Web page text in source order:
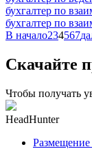
бухгалтер по
бухгалтер по
В начало234567
Скачайте
Чтобы получать
HeadHunter
Размещение